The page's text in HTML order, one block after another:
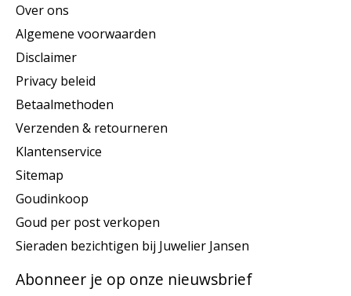
Over ons
Algemene voorwaarden
Disclaimer
Privacy beleid
Betaalmethoden
Verzenden & retourneren
Klantenservice
Sitemap
Goudinkoop
Goud per post verkopen
Sieraden bezichtigen bij Juwelier Jansen
Abonneer je op onze nieuwsbrief